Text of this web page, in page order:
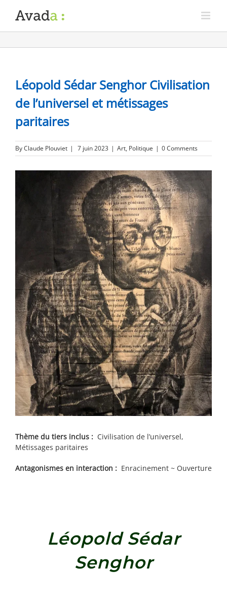
Léopold Sédar Senghor Civilisation
de l’universel et métissages
paritaires
ByClaude Plouviet | 7 juin 2023 | Art, Politique | 0 Comments
Thème du tiers inclus : Civilisation de l’universel,
Métissages paritaires
Antagonismes en interaction : Enracinement ~ Ouverture
Léopold Sédar
Senghor